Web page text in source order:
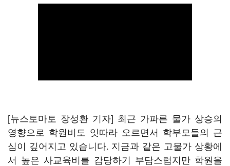
[뉴스토마토 장성환 기자] 최근 가파른 물가 상승의
영향으로 학원비도 잇따라 오르면서 학부모들의 근
심이 깊어지고 있습니다. 지금과 같은 고물가 상황에
서 높은 사교육비를 감당하기 부담스럽지만 학원을